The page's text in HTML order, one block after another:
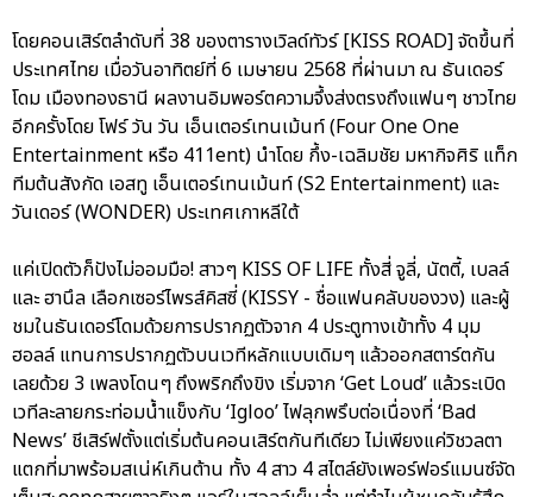
โดยคอนเสิร์ตลำดับที่ 38 ของตารางเวิลด์ทัวร์ [KISS ROAD] จัดขึ้นที่
ประเทศไทย เมื่อวันอาทิตย์ที่ 6 เมษายน 2568 ที่ผ่านมา ณ ธันเดอร์
โดม เมืองทองธานี ผลงานอิมพอร์ตความจึ้งส่งตรงถึงแฟนๆ ชาวไทย
อีกครั้งโดย โฟร์ วัน วัน เอ็นเตอร์เทนเม้นท์ (Four One One
Entertainment หรือ 411ent) นำโดย กึ้ง-เฉลิมชัย มหากิจศิริ แท็ก
ทีมต้นสังกัด เอสทู เอ็นเตอร์เทนเม้นท์ (S2 Entertainment) และ
วันเดอร์ (WONDER) ประเทศเกาหลีใต้
แค่เปิดตัวก็ปังไม่ออมมือ! สาวๆ KISS OF LIFE ทั้งสี่ จูลี่, นัตตี้, เบลล์
และ ฮานึล เลือกเซอร์ไพรส์คิสซี่ (KISSY - ชื่อแฟนคลับของวง) และผู้
ชมในธันเดอร์โดมด้วยการปรากฏตัวจาก 4 ประตูทางเข้าทั้ง 4 มุม
ฮอลล์ แทนการปรากฏตัวบนเวทีหลักแบบเดิมๆ แล้วออกสตาร์ตกัน
เลยด้วย 3 เพลงโดนๆ ถึงพริกถึงขิง เริ่มจาก ‘Get Loud’ แล้วระเบิด
เวทีละลายกระท่อมน้ำแข็งกับ ‘Igloo’ ไฟลุกพรึบต่อเนื่องที่ ‘Bad
News’ ชีเสิร์ฟตั้งแต่เริ่มต้นคอนเสิร์ตกันทีเดียว ไม่เพียงแค่วิชวลตา
แตกที่มาพร้อมสเน่ห์เกินต้าน ทั้ง 4 สาว 4 สไตล์ยังเพอร์ฟอร์แมนซ์จัด